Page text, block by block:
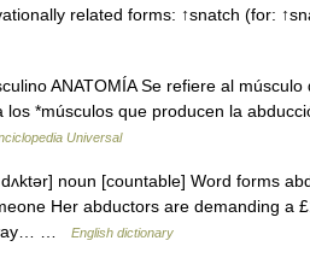
related forms: ↑snatch (for:
ANATOMÍA Se refiere al músculo
*músculos que producen la
Universal
noun [countable] Word forms
Her abductors are demanding a
…
English dictionary